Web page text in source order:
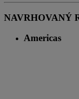
NAVRHOVANÝ
Americas